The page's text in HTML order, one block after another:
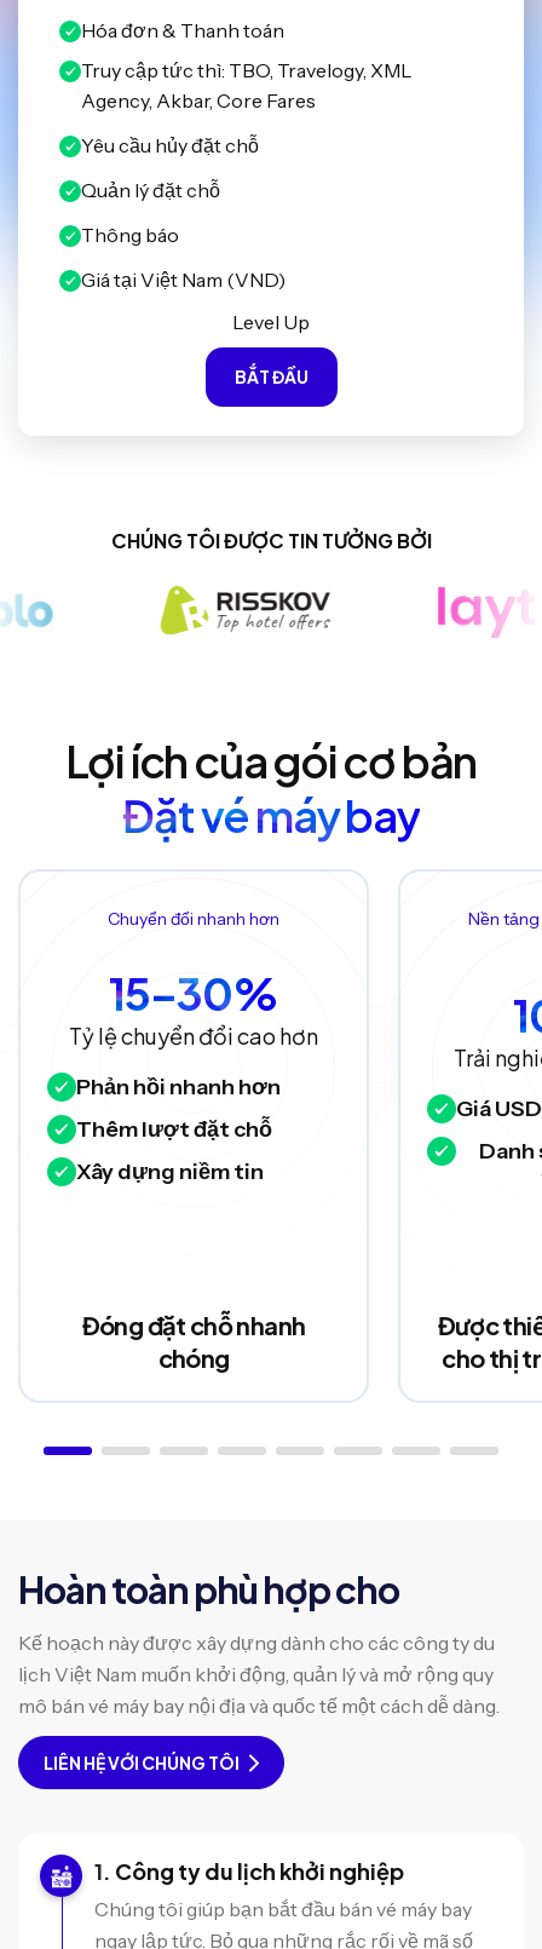
Hóa đơn & Thanh toán
Truy cập tức thì: TBO, Travelogy, XML
Agency, Akbar, Core Fares
Yêu cầu hủy đặt chỗ
Quản lý đặt chỗ
Thông báo
Giá tại Việt Nam (VND)
Level Up
BẮT ĐẦU
CHÚNG TÔI ĐƯỢC TIN TƯỞNG BỞI
Lợi ích của gói cơ bản
Đặt vé máy bay
Chuyển đổi nhanh hơn
15–30%
Tỷ lệ chuyển đổi cao hơn
Phản hồi nhanh hơn
Thêm lượt đặt chỗ
Xây dựng niềm tin
Đóng đặt chỗ nhanh
chóng
Nền
Trải
Giá
Danh
Được
cho thị
Hoàn toàn phù hợp cho
Kế hoạch này được xây dựng dành cho các công ty du
lịch Việt Nam muốn khởi động, quản lý và mở rộng quy
mô bán vé máy bay nội địa và quốc tế một cách dễ dàng.
LIÊN HỆ VỚI CHÚNG TÔI
Công ty du lịch khởi nghiệp
Chúng tôi giúp bạn bắt đầu bán vé máy bay
ngay lập tức. Bỏ qua những rắc rối về mã số